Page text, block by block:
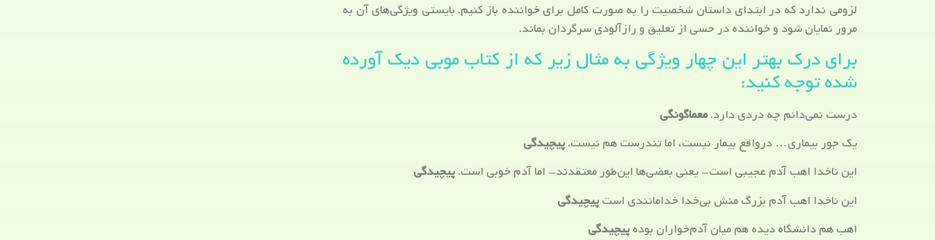
لزومی ندارد که در ابتدای داستان شخصیت را به صورت کامل برای خواننده باز کنیم. بایستی ویژگی‌های آن به
مرور نمایان شود و خواننده در حسی از تعلیق و رازآلودی سرگردان بماند.
برای درک بهتر این چهار ویژگی به مثال زیر که از کتاب موبی دیک آورده
شده توجه کنید:
درست نمی‌دانم چه دردی دارد.معماگونگی
یک جور بیماری… درواقع بیمار نیست، اما تندرست هم نیست.پیچیدگی
این ناخدا اهب آدم عجیبی است- یعنی بعضی‌ها این‌طور معتقدند- اما آدم خوبی است.پیچیدگی
این ناخدا اهب آدم بزرگ منش بی‌خدا خدامانندی استپیچیدگی
اهب هم دانشگاه دیده هم میان آدم‌خواران بودهپیچیدگی